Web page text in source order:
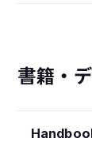
書籍・